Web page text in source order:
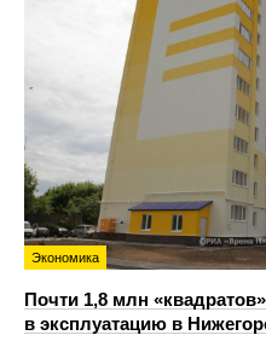
Экономика
Почти 1,8 млн
в эксплуатацию в